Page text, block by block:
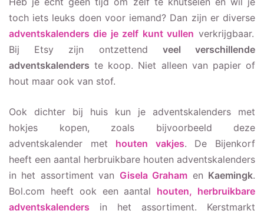
toch iets leuks doen voor iemand? Dan zijn er diverse
adventskalenders die je zelf kunt vullen verkrijgbaar.
Bij Etsy zijn ontzettend veel verschillende
adventskalenders te koop. Niet alleen van papier of
hout maar ook van stof.
Ook dichter bij huis kun je adventskalenders met
hokjes kopen, zoals bijvoorbeeld deze
adventskalender met houten vakjes. De Bijenkorf
heeft een aantal herbruikbare houten adventskalenders
in het assortiment van Gisela Graham en Kaemingk.
Bol.com heeft ook een aantal houten, herbruikbare
adventskalenders in het assortiment. Kerstmarkt